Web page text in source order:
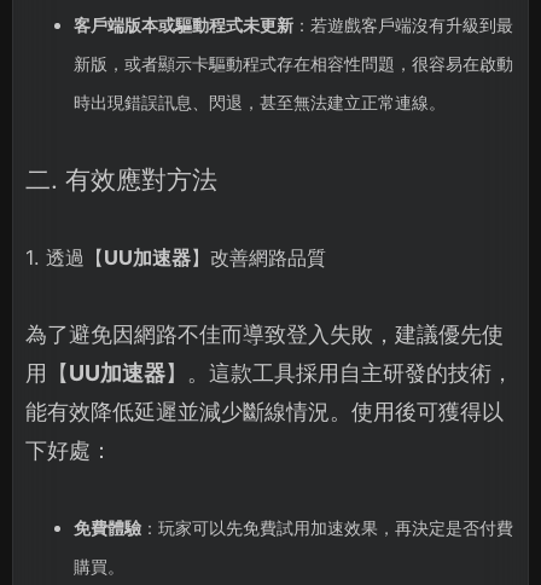
客戶端版本或驅動程式未更新：若遊戲客戶端沒有升級到最
新版，或者顯示卡驅動程式存在相容性問題，很容易在啟動
時出現錯誤訊息、閃退，甚至無法建立正常連線。
二. 有效應對方法
1. 透過【UU加速器】改善網路品質
為了避免因網路不佳而導致登入失敗，建議優先使
用【UU加速器】。這款工具採用自主研發的技術，
能有效降低延遲並減少斷線情況。使用後可獲得以
下好處：
免費體驗：玩家可以先免費試用加速效果，再決定是否付費
購買。